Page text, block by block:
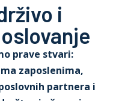
i
prave stvari:
zaposlenima,
partnera i